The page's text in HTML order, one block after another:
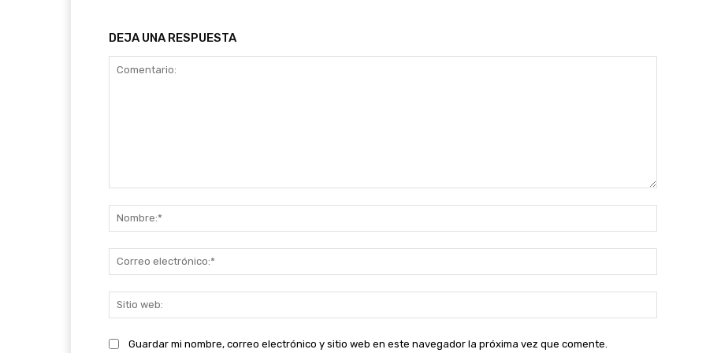
DEJA UNA RESPUESTA
web:
Guardar mi nombre, correo electrónico y sitio web en este navegador la próxima vez que comente.